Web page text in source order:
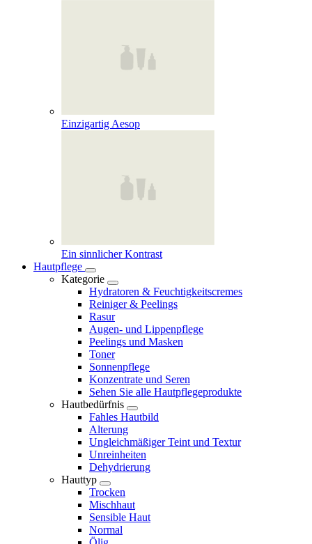
Einzigartig Aesop
Ein sinnlicher Kontrast
Hautpflege
Kategorie
Hydratoren & Feuchtigkeitscremes
Reiniger & Peelings
Rasur
Augen- und Lippenpflege
Peelings und Masken
Toner
Sonnenpflege
Konzentrate und Seren
Sehen Sie alle Hautpflegeprodukte
Hautbedürfnis
Fahles Hautbild
Alterung
Ungleichmäßiger Teint und Textur
Unreinheiten
Dehydrierung
Hauttyp
Trocken
Mischhaut
Sensible Haut
Normal